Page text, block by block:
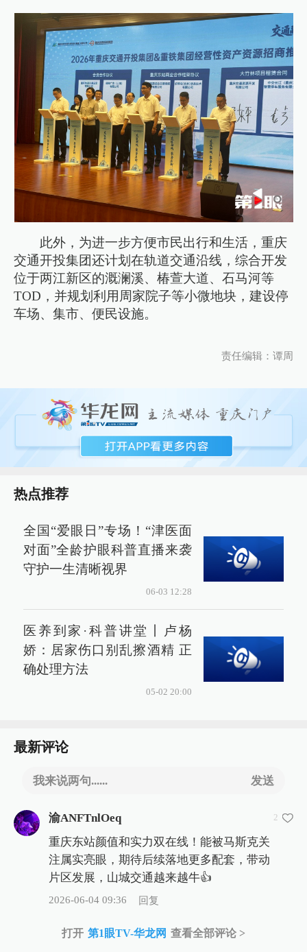
此外，为进一步方便市民出行和生活，重庆
交通开投集团还计划在轨道交通沿线，综合开发
位于两江新区的溉澜溪、椿萱大道、石马河等
TOD，并规划利用周家院子等小微地块，建设停
车场、集市、便民设施。
责任编辑：谭周
热点推荐
全国“爱眼日”专场！“津医面
对面”全龄护眼科普直播来袭
守护一生清晰视界
06-03 12:28
医养到家·科普讲堂丨卢杨
娇：居家伤口别乱擦酒精 正
确处理方法
05-02 20:00
最新评论
我来说两句...... 发送
渝ANFTnlOeq 2
重庆东站颜值和实力双在线！能被马斯克关
注属实亮眼，期待后续落地更多配套，带动
片区发展，山城交通越来越牛👍
2026-06-04 09:36 回复
打开 第1眼TV-华龙网 查看全部评论 >